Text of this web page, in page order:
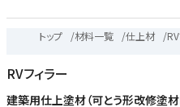
トップ /材料一覧 /仕上材 /
RVフィラー
建築用仕上塗材（可とう形改修塗材